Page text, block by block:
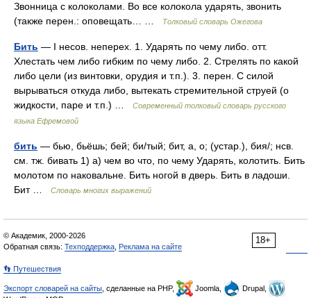
Звонница с колоколами. Во все колокола ударять, звонить
(также перен.: оповещать… …
Толковый словарь Ожегова
Бить — I несов. неперех. 1. Ударять по чему либо. отт.
Хлестать чем либо гибким по чему либо. 2. Стрелять по какой
либо цели (из винтовки, орудия и т.п.). 3. перен. С силой
вырываться откуда либо, вытекать стремительной струей (о
жидкости, паре и т.п.) …
Современный толковый словарь русского
языка Ефремовой
бить — бью, бьёшь; бей; би/тый; бит, а, о; (устар.), бия/; нсв.
см. тж. бивать 1) а) чем во что, по чему Ударять, колотить. Бить
молотом по наковальне. Бить ногой в дверь. Бить в ладоши.
Бит …
Словарь многих выражений
18+
© Академик, 2000-2026
Обратная связь: Техподдержка Реклама на сайте
👣 Путешествия
Экспорт словарей на сайты , сделанные на PHP, Joomla,
Drupal,